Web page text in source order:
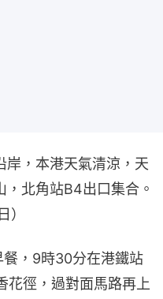
岸，本港天氣清涼，天
北角站B4出口集合。
）
，9時30分在港鐵站
花徑，過對面馬路再上